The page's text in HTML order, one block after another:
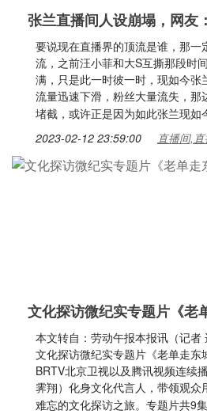
张兰直播间人设崩塌，网友
要说现在直播界的顶流是谁，那
流，之前汪小菲和大S互撕那段时
满，只是此一时彼一时，现如今张
流量迅速下滑，粉丝大量流失，那
堵截，或许正是因为如此张兰现如
2023-02-12 23:59:00 直播间,
文化探访微纪实专题片《老
本文转自：劳动午报本报讯（记者
文化探访微纪实专题片《老单走东
BRTV北京卫视以及腾讯视频连续
霁翔）化身文化代言人，带领观
难忘的文化探访之旅。专题片共9